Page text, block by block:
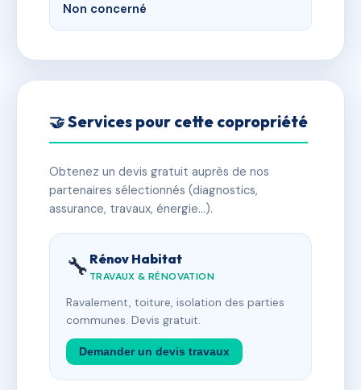
Non concerné
🤝 Services pour cette copropriété
Obtenez un devis gratuit auprès de nos
partenaires sélectionnés (diagnostics,
assurance, travaux, énergie…).
🔧 Rénov Habitat
TRAVAUX & RÉNOVATION
Ravalement, toiture, isolation des parties
communes. Devis gratuit.
Demander un devis travaux